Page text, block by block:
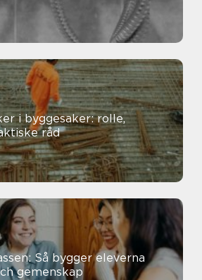
i byggesaker: rolle,
råd
Så bygger eleverna
gemenskap